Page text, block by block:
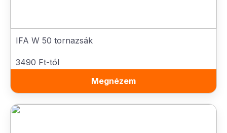
IFA W 50 tornazsák
3490 Ft-tól
Megnézem